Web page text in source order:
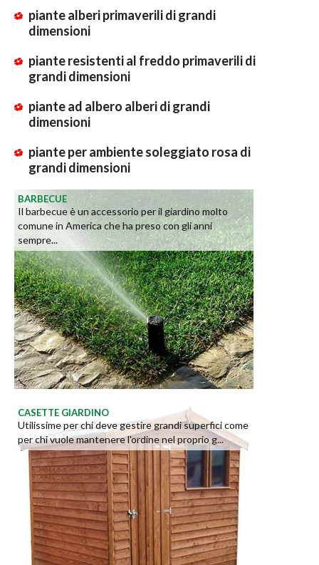
piante alberi primaverili di grandi
dimensioni
piante resistenti al freddo primaverili di
grandi dimensioni
piante ad albero alberi di grandi
dimensioni
piante per ambiente soleggiato rosa di
grandi dimensioni
BARBECUE
Il barbecue è un accessorio per il giardino molto
comune in America che ha preso con gli anni
sempre...
CASETTE GIARDINO
Utilissime per chi deve gestire grandi superfici come
per chi vuole mantenere l'ordine nel proprio g...